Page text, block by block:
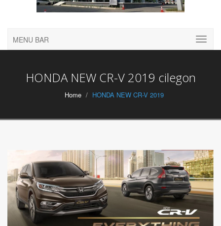
MENU BAR
HONDA NEW CR-V 2019 cilegon
Home HONDA NEW CR-V 2019